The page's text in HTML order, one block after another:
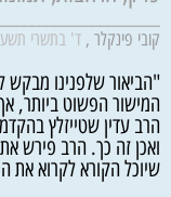
קובי פינקלר , ד' בתשרי
"הביאור שלפנינו מבקש
המישור הפשוט ביותר,
הרב עדין שטייזלץ
ואכן זה כך. הרב פירש
שיוכל הקורא לקרוא את